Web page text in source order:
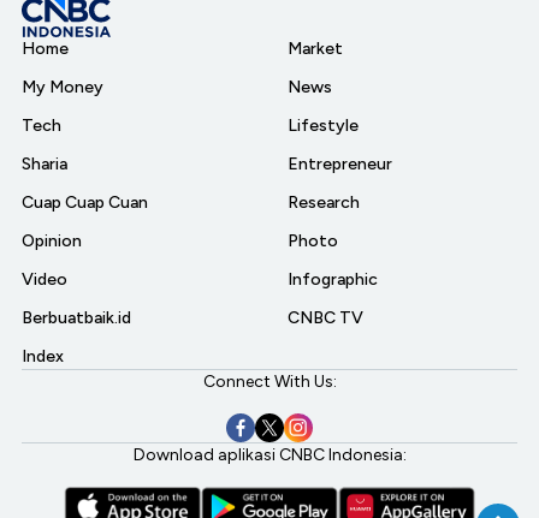
Home
My Money
Tech
Sharia
Cuap Cuap Cuan
Opinion
Video
Berbuatbaik.id
Index
Market
News
Lifestyle
Entrepreneur
Research
Photo
Infographic
CNBC TV
Connect With Us:
Download aplikasi CNBC Indonesia: